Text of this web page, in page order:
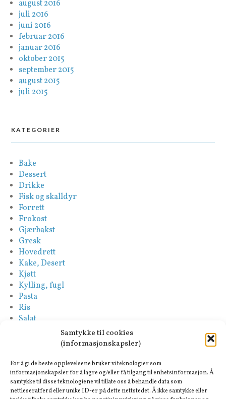
Samtykke til cookies
(informasjonskapsler)
For å gi de beste opplevelsene bruker vi teknologier som
informasjonskapsler for å lagre og/eller få tilgang til enhetsinformasjon. Å
samtykke til disse teknologiene vil tillate oss å behandle data som
nettleseratferd eller unike ID-er på dette nettstedet. Å ikke samtykke eller
august 2016
juli 2016
juni 2016
februar 2016
januar 2016
oktober 2015
september 2015
august 2015
juli 2015
KATEGORIER
Bake
Dessert
Drikke
Fisk og skalldyr
Forrett
Frokost
Gjærbakst
Gresk
Hovedrett
Kake, Desert
Kjøtt
Kylling, fugl
Pasta
Ris
Salat
Suppe
Tapas-Mezze
Tyrkisk
Vegan